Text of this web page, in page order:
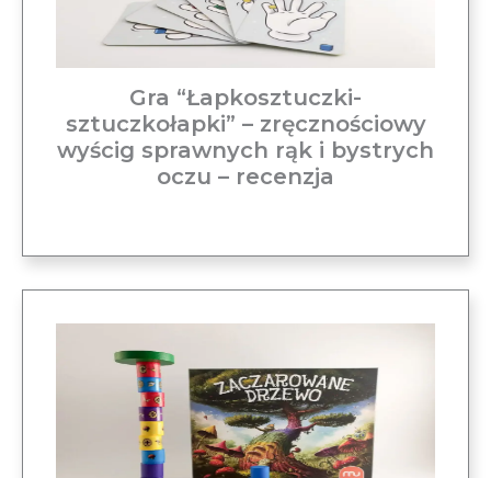
Gra “Łapkosztuczki-
sztuczkołapki” – zręcznościowy
wyścig sprawnych rąk i bystrych
oczu – recenzja